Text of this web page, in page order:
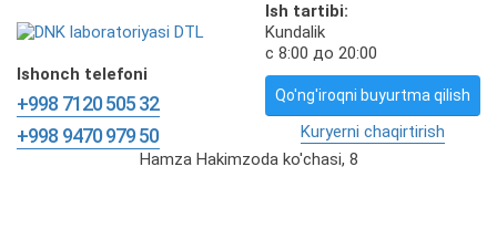
Ish tartibi:
Kundalik
с 8:00 до 20:00
Ishonch telefoni
+998 7120 505 32
+998 9470 979 50
Qo'ng'iroqni buyurtma qilish
Kuryerni chaqirtirish
Hamza Hakimzoda ko'chasi, 8